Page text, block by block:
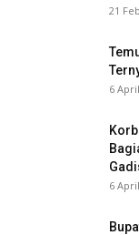
21
6
6